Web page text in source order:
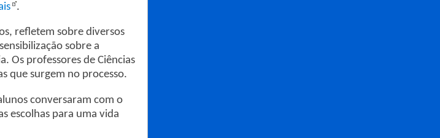
.
refletem sobre diversos
sobre a
Os professores de Ciências
que surgem no processo.
conversaram com o
escolhas para uma vida